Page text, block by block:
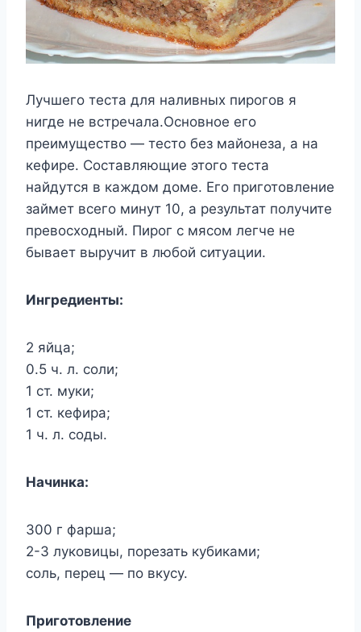
Лучшего теста для наливных пирогов я
нигде не встречала.Основное его
преимущество — тесто без майонеза, а на
кефире. Составляющие этого теста
найдутся в каждом доме. Его приготовление
займет всего минут 10, а результат получите
превосходный. Пирог с мясом легче не
бывает выручит в любой ситуации.
Ингредиенты:
2 яйца;
0.5 ч. л. соли;
1 ст. муки;
1 ст. кефира;
1 ч. л. соды.
Начинка:
300 г фарша;
2-3 луковицы, порезать кубиками;
соль, перец — по вкусу.
Приготовление